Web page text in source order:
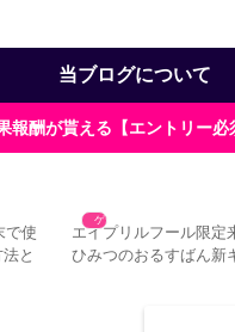
当ブログについて
報酬が貰える【エントリー
で使
と
ゲーム
エイプリルフール限定
ひみつのおるすばん新